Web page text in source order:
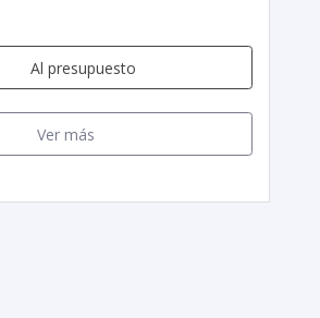
Al presupuesto
Ver más